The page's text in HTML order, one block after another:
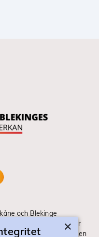
och Blekinge
ser du vilka utbildningar
går till. Webbplatsen
×